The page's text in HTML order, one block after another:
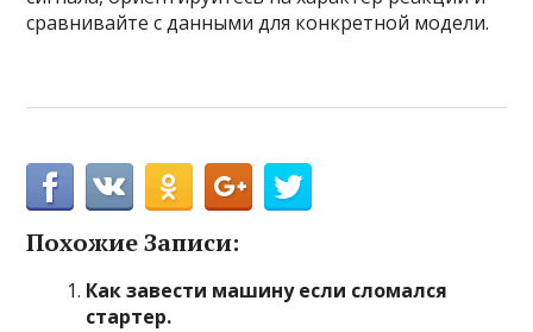
сравнивайте с данными для конкретной модели.
Похожие Записи:
Как завести машину если сломался
стартер.